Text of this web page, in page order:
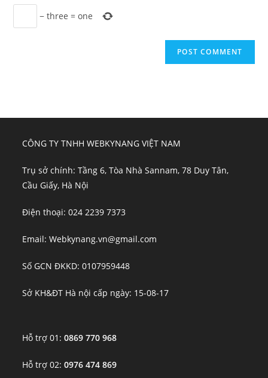
−three =one
CÔNG TY TNHH WEBKYNANG VIỆT NAM
Trụ sở chính: Tầng 6, Tòa Nhà Sannam, 78 Duy Tân,
Cầu Giấy, Hà Nội
Điện thoại: 024 2239 7373
Email: Webkynang.vn@gmail.com
Số GCN ĐKKD: 0107959448
Sở KH&ĐT Hà nội cấp ngày: 15-08-17
Hỗ trợ 01:0869 770 968
Hỗ trợ 02:0976 474 869